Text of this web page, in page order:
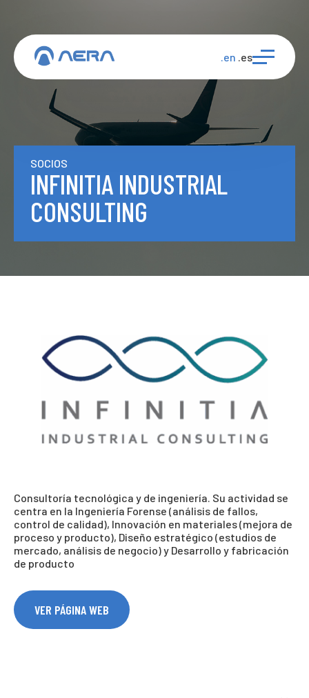
.en .es
SOCIOS
INFINITIA INDUSTRIAL
CONSULTING
Consultoría tecnológica y de ingeniería. Su actividad se
centra en la Ingeniería Forense (análisis de fallos,
control de calidad), Innovación en materiales (mejora de
proceso y producto), Diseño estratégico (estudios de
mercado, análisis de negocio) y Desarrollo y fabricación
de producto
VER PÁGINA WEB